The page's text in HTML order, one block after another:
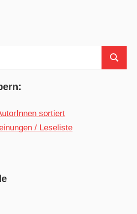
Suchen
sortiert
/ Leseliste